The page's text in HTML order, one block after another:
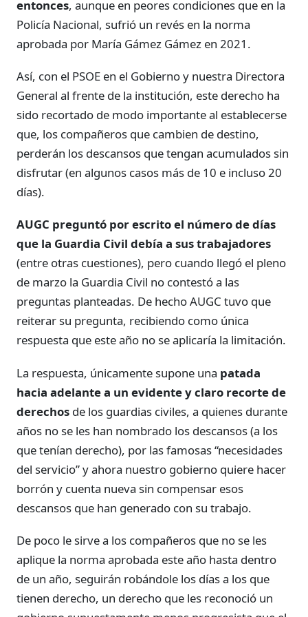
entonces, aunque en peores condiciones que en la
Policía Nacional, sufrió un revés en la norma
aprobada por María Gámez Gámez en 2021.
Así, con el PSOE en el Gobierno y nuestra Directora
General al frente de la institución, este derecho ha
sido recortado de modo importante al establecerse
que, los compañeros que cambien de destino,
perderán los descansos que tengan acumulados sin
disfrutar (en algunos casos más de 10 e incluso 20
días).
AUGC preguntó por escrito el número de días
que la Guardia Civil debía a sus trabajadores
(entre otras cuestiones), pero cuando llegó el pleno
de marzo la Guardia Civil no contestó a las
preguntas planteadas. De hecho AUGC tuvo que
reiterar su pregunta, recibiendo como única
respuesta que este año no se aplicaría la limitación.
La respuesta, únicamente supone una patada
hacia adelante a un evidente y claro recorte de
derechos de los guardias civiles, a quienes durante
años no se les han nombrado los descansos (a los
que tenían derecho), por las famosas “necesidades
del servicio” y ahora nuestro gobierno quiere hacer
borrón y cuenta nueva sin compensar esos
descansos que han generado con su trabajo.
De poco le sirve a los compañeros que no se les
aplique la norma aprobada este año hasta dentro
de un año, seguirán robándole los días a los que
tienen derecho, un derecho que les reconoció un